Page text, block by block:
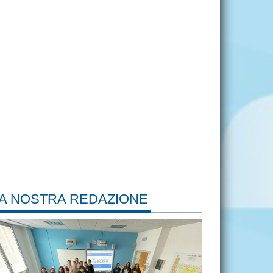
NOSTRA REDAZIONE